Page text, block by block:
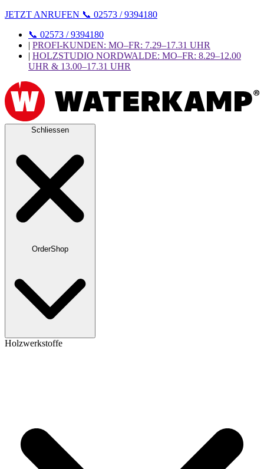
JETZT ANRUFEN 📞 02573 / 9394180
📞 02573 / 9394180
| PROFI-KUNDEN: MO–FR: 7.29–17.31 UHR
| HOLZSTUDIO NORDWALDE: MO–FR: 8.29–12.00
UHR & 13.00–17.31 UHR
Schliessen
OrderShop
Holzwerkstoffe